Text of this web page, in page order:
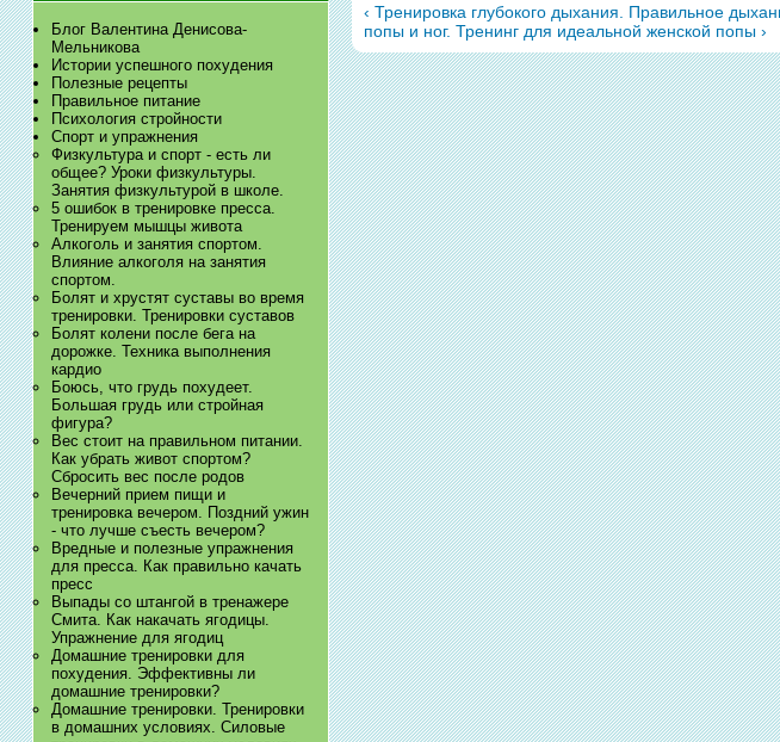
Блог Валентина Денисова-
Мельникова
Истории успешного похудения
Полезные рецепты
Правильное питание
Психология стройности
Спорт и упражнения
Физкультура и спорт - есть ли
общее? Уроки физкультуры.
Занятия физкультурой в школе.
5 ошибок в тренировке пресса.
Тренируем мышцы живота
Алкоголь и занятия спортом.
Влияние алкоголя на занятия
спортом.
Болят и хрустят суставы во время
тренировки. Тренировки суставов
Болят колени после бега на
дорожке. Техника выполнения
кардио
Боюсь, что грудь похудеет.
Большая грудь или стройная
фигура?
Вес стоит на правильном питании.
Как убрать живот спортом?
Сбросить вес после родов
Вечерний прием пищи и
тренировка вечером. Поздний ужин
- что лучше съесть вечером?
Вредные и полезные упражнения
для пресса. Как правильно качать
пресс
Выпады со штангой в тренажере
Смита. Как накачать ягодицы.
Упражнение для ягодиц
Домашние тренировки для
похудения. Эффективны ли
домашние тренировки?
Домашние тренировки. Тренировки
в домашних условиях. Силовые
‹ Тренировка глубокого дыхания. Правильное
попы и ног. Тренинг для идеальной женской попы ›